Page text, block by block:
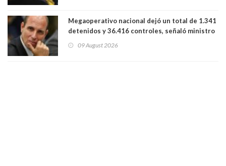
Megaoperativo nacional dejó un total de 1.341
detenidos y 36.416 controles, señaló ministro
09 August 2026